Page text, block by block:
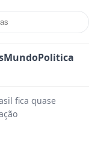
MundoPolitica
fica quase